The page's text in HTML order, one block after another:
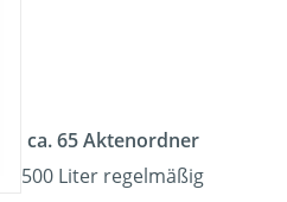
ca. 65 Aktenordner
500 Liter regelmäßig